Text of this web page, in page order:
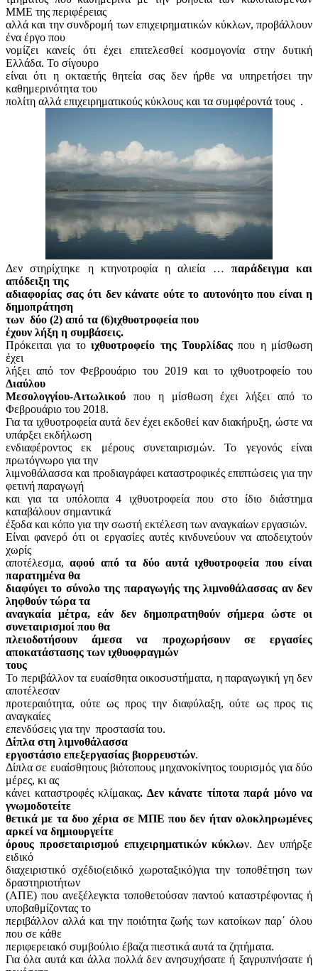
ΜΜΕ της περιφέρειας
αλλά και την συνδρομή των επιχειρηματικών κύκλων, προβάλλουν
ένα έργο που
νομίζει κανείς ότι έχει επιτελεσθεί κοσμογονία στην δυτική
Ελλάδα. Το σίγουρο
είναι ότι η οκταετής θητεία σας δεν ήρθε να υπηρετήσει την
καθημερινότητα του
πολίτη αλλά επιχειρηματικούς κύκλους και τα συμφέροντά τους .
Δεν στηρίχτηκε η κτηνοτροφία η αλιεία … παράδειγμα και
απόδειξη της
αδιαφορίας σας ότι δεν κάνατε ούτε το αυτονόητο που είναι η
δημοπράτηση
των δύο (2) από τα (6)ιχθυοτροφεία που
έχουν λήξη η συμβάσεις.
Πρόκειται για τοιχθυοτροφείο της Τουρλίδαςπου η μίσθωση
έχει
λήξει από τον Φεβρουάριο του 2019 και το ιχθυοτροφείο του
Διαύλου
Μεσολογγίου-Αιτωλικού που η μίσθωση έχει λήξει από το
Φεβρουάριο του 2018.
Για τα ιχθυοτροφεία αυτά δεν έχει εκδοθεί καν διακήρυξη, ώστε να
υπάρξει εκδήλωση
ενδιαφέροντος εκ μέρους συνεταιρισμών. Το γεγονός είναι
πρωτόγνωρο για την
λιμνοθάλασσα και προδιαγράφει καταστροφικές επιπτώσεις για την
φετινή παραγωγή
και για τα υπόλοιπα 4 ιχθυοτροφεία που στο ίδιο διάστημα
καταβάλουν σημαντικά
έξοδα και κόπο για την σωστή εκτέλεση των αναγκαίων εργασιών.
Είναι φανερό ότι οι εργασίες αυτές κινδυνεύουν να αποδειχτούν
χωρίς
αποτέλεσμα,αφού από τα δύο αυτά ιχθυοτροφεία που είναι
παρατημένα θα
διαφύγει το σύνολο της παραγωγής της λιμνοθάλασσας αν δεν
ληφθούν τώρα τα
αναγκαία μέτρα, εάν δεν δημοπρατηθούν σήμερα ώστε οι
συνεταιρισμοί που θα
πλειοδοτήσουν άμεσα να προχωρήσουν σε εργασίες
αποκατάστασης των ιχθυοφραγμών
τους
Το περιβάλλον τα ευαίσθητα οικοσυστήματα, η παραγωγική γη δεν
αποτέλεσαν
προτεραιότητα, ούτε ως προς την διαφύλαξη, ούτε ως προς τις
αναγκαίες
επενδύσεις για την προστασία του.
Δίπλα στη λιμνοθάλασσα
εργοστάσιο επεξεργασίας βιορρευστών.
Δίπλα σε ευαίσθητους βιότοπους μηχανοκίνητος τουρισμός για δύο
μέρες, κι ας
κάνει καταστροφές κλίμακας. Δεν κάνατε τίποτα παρά μόνο να
γνωμοδοτείτε
θετικά με τα δυο χέρια σε ΜΠΕ που δεν ήταν ολοκληρωμένες
αρκεί να δημιουργείτε
όρους προσεταιρισμού επιχειρηματικών κύκλων. Δεν υπήρξε
ειδικό
διαχειριστικό σχέδιο(ειδικό χωροταξικό)για την τοποθέτηση των
δραστηριοτήτων
(ΑΠΕ) που ανεξέλεγκτα τοποθετούσαν παντού καταστρέφοντας ή
υποβαθμίζοντας το
περιβάλλον αλλά και την ποιότητα ζωής των κατοίκων παρ΄ όλου
που σε κάθε
περιφερειακό συμβούλιο έβαζα πιεστικά αυτά τα ζητήματα.
Για όλα αυτά και άλλα πολλά δεν ανησυχήσατε ή ξαγρυπνήσατε ή